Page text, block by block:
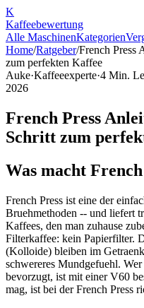
K
Kaffeebewertung
Alle MaschinenKategorien
Home/Ratgeber/French Press
zum perfekten Kaffee
Auke·Kaffeeexperte·4 Min.
2026
French Press
Schritt zum
Was macht
French Press ist eine der
Bruehmethoden -- und liefert
Kaffees, den man zuhause
Filterkaffee: kein Papierfilter.
(Kolloide) bleiben im
schwereres Mundgefuehl.
bevorzugt, ist mit einer V60
mag, ist bei der French Press